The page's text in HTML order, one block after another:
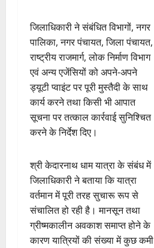
जिलाधिकारी ने संबंधित विभागों, नगर
पालिका, नगर पंचायत, जिला पंचायत,
राष्ट्रीय राजमार्ग, लोक निर्माण विभाग
एवं अन्य एजेंसियों को अपने-अपने
ड्यूटी प्वाइंट पर पूरी मुस्तैदी के साथ
कार्य करने तथा किसी भी आपात
सूचना पर तत्काल कार्रवाई सुनिश्चित
करने के निर्देश दिए।
श्री केदारनाथ धाम यात्रा के संबंध में
जिलाधिकारी ने बताया कि यात्रा
वर्तमान में पूरी तरह सुचारू रूप से
संचालित हो रही है। मानसून तथा
ग्रीष्मकालीन अवकाश समाप्त होने के
कारण यात्रियों की संख्या में कुछ कमी